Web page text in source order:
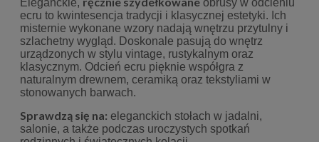
ecru to kwintesencja tradycji i klasycznej estetyki. Ich
misternie wykonane wzory nadają wnętrzu przytulny i
szlachetny wygląd. Doskonale pasują do wnętrz
urządzonych w stylu vintage, rustykalnym oraz
klasycznym. Odcień ecru pięknie współgra z
naturalnym drewnem, ceramiką oraz tekstyliami w
stonowanych barwach.
Sprawdzą się na: eleganckich stołach w jadalni,
salonie, a także podczas uroczystych spotkań